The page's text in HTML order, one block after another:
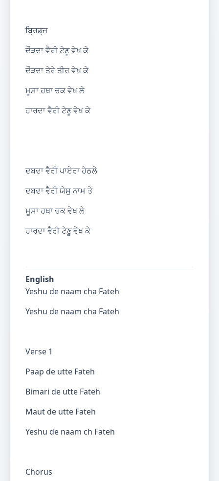
ਬ੍ਰਿਡ੍ਜ
ਦੌੜਦਾ ਵੈਰੀ ਟੇਣੂ ਵੇਖ ਕੇ
ਦੌੜਦਾ ਤੇਰੇ ਤੀਰ ਵੇਖ ਕੇ
ਮੂਸਾ ਹਥਾ ਚਕ ਵੇਖ ਲੇ
ਹਾਰਦਾ ਵੈਰੀ ਟੇਣੂ ਵੇਖ ਕੇ
ਦਬਦਾ ਵੈਰੀ ਪਾਏਰਾ ਹੇਠਲੇ
ਦਬਦਾ ਵੈਰੀ ਯੇਸੁ ਨਾਮ ਤੇ
ਮੂਸਾ ਹਥਾ ਚਕ ਵੇਖ ਲੇ
ਹਾਰਦਾ ਵੈਰੀ ਟੇਣੂ ਵੇਖ ਕੇ
English
Yeshu de naam cha Fateh
Yeshu de naam cha Fateh
Verse 1
Paap de utte Fateh
Bimari de utte Fateh
Maut de utte Fateh
Yeshu de naam ch Fateh
Chorus